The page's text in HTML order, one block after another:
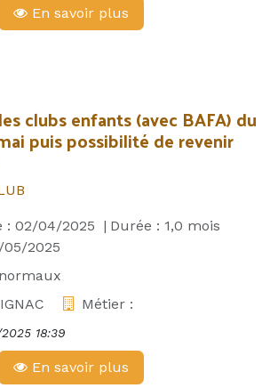
En savoir plus
clubs enfants (avec BAFA) du
puis possibilité de revenir
: 02/04/2025 | Durée : 1,0 mois
05/2025
Métier :
18:39
En savoir plus